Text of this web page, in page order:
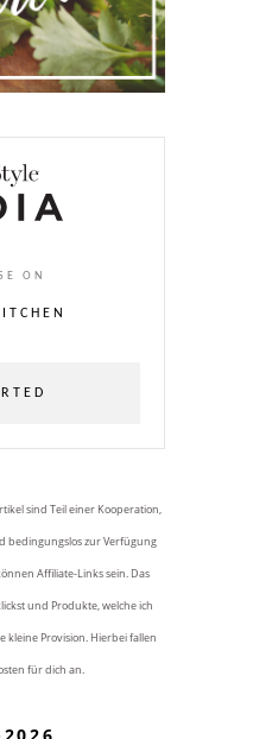
ON
sind Teil einer Kooperation,
bedingungslos zur Verfügung
Affiliate-Links sein. Das
und Produkte, welche ich
kleine Provision. Hierbei fallen
für dich an.